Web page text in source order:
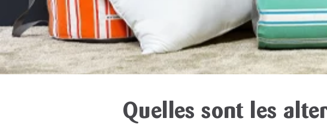
Quelles sont les